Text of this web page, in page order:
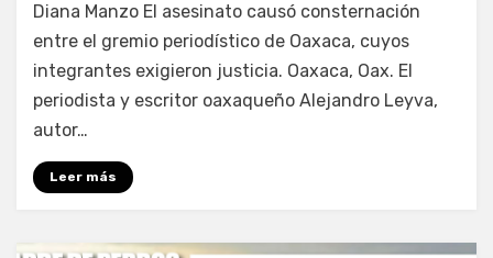
Diana Manzo El asesinato causó consternación
entre el gremio periodístico de Oaxaca, cuyos
integrantes exigieron justicia. Oaxaca, Oax. El
periodista y escritor oaxaqueño Alejandro Leyva,
autor…
Leer más